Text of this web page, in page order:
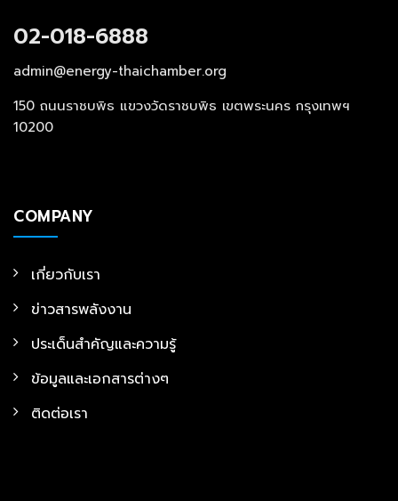
02-018-6888
admin@energy-thaichamber.org
150 ถนนราชบพิธ แขวงวัดราชบพิธ เขตพระนคร กรุงเทพฯ
10200
COMPANY
เกี่ยวกับเรา
ข่าวสารพลังงาน
ประเด็นสำคัญและความรู้
ข้อมูลและเอกสารต่างๆ
ติดต่อเรา